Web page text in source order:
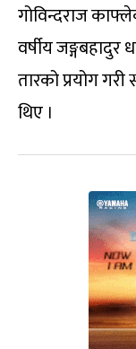
गोविन्दराज
वर्षीय जङ्गबहादुर
तारको प्रयोग
थिए ।